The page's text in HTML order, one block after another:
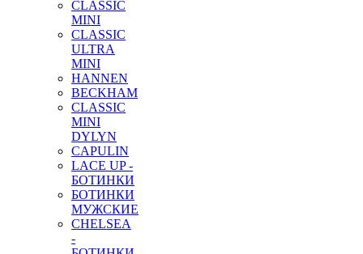
CLASSIC
MINI
CLASSIC
ULTRA
MINI
HANNEN
BECKHAM
CLASSIC
MINI
DYLYN
CAPULIN
LACE UP -
БОТИНКИ
БОТИНКИ
МУЖСКИЕ
CHELSEA
-